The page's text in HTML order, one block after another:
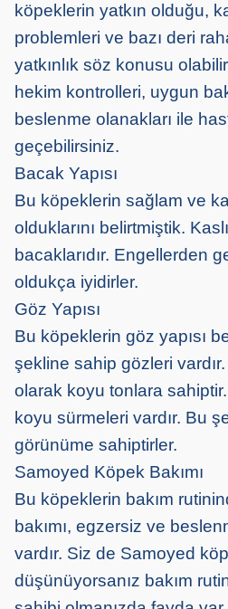
köpeklerin yatkın olduğu,
problemleri ve bazı deri
yatkınlık söz konusu
hekim kontrolleri, uygun
beslenme olanakları ile
geçebilirsiniz.
Bacak Yapısı
Bu köpeklerin sağlam ve
olduklarını belirtmiştik.
bacaklarıdır. Engellerden
oldukça iyidirler.
Göz Yapısı
Bu köpeklerin göz yapısı
şekline sahip gözleri
olarak koyu tonlara
koyu sürmeleri vardır. Bu
görünüme sahiptirler.
Samoyed Köpek Bakımı
Bu köpeklerin bakım
bakımı, egzersiz ve
vardır. Siz de Samoyed
düşünüyorsanız bakım